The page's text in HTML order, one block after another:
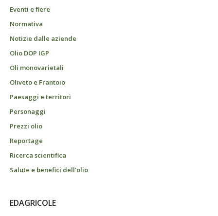
Eventi e fiere
Normativa
Notizie dalle aziende
Olio DOP IGP
Oli monovarietali
Oliveto e Frantoio
Paesaggi e territori
Personaggi
Prezzi olio
Reportage
Ricerca scientifica
Salute e benefici dell’olio
EDAGRICOLE